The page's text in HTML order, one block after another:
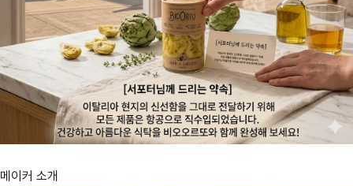
메이커 소개